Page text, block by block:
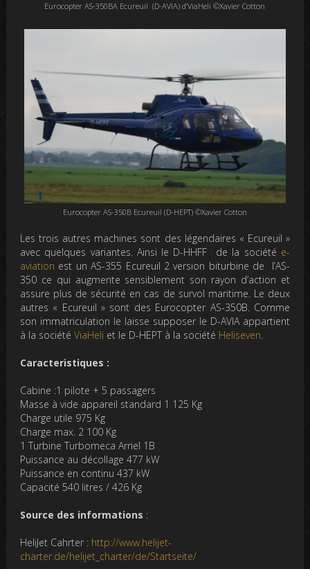
Eurocopter AS-350BA Ecureuil (D-AVIA) d’ViaHeli ©Xavier Cotton
Eurocopter AS-350B Ecureuil (D-HEPT) ©Xavier Cotton
Les trois autres machines sont des légendaires « Ecureuil »
avec quelques variantes. Ainsi le D-HHFF de la société e-
aviation est un AS-355 Ecureuil 2 version biturbine de l’AS-
350 ce qui augmente sensiblement son rayon d’action et
assure plus de sécurité en cas de survol maritime. Le deux
autres « Ecureuil » sont des Eurocopter AS-350B. Comme
son immatriculation le laisse supposer le D-AVIA appartient
à la sociétéViaHeli et le D-HEPT à la société Heliseven.
Caracteristiques :
Cabine :1 pilote + 5 passagers
Masse à vide appareil standard 1 125 Kg
Charge utile 975 Kg
Charge max. 2 100 Kg
1 Turbine Turbomeca Arriel 1B
Puissance au décollage 477 kW
Puissance en continu 437 kW
Capacité 540 litres / 426 Kg
Source des informations :
HeliJet Cahrter : http://www.helijet-
charter.de/helijet_charter/de/Startseite/